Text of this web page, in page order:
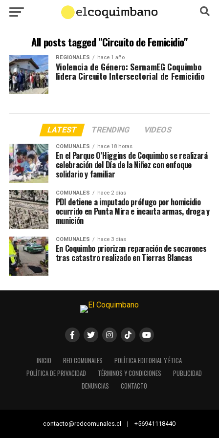
All posts tagged "Circuito de Femicidio"
REGIONALES hace 1 año
Violencia de Género: SernamEG Coquimbo
lidera Circuito Intersectorial de Femicidio
LATEST TRENDING VIDEOS
COMUNALES hace 18 horas
En el Parque O’Higgins de Coquimbo se realizará
celebración del Día de la Niñez con enfoque
solidario y familiar
COMUNALES hace 2 días
PDI detiene a imputado prófugo por homicidio
ocurrido en Punta Mira e incauta armas, droga y
munición
COMUNALES hace 3 días
En Coquimbo priorizan reparación de socavones
tras catastro realizado en Tierras Blancas
INICIO RED COMUNALES
POLÍTICA EDITORIAL Y ÉTICA
POLÍTICA DE PRIVACIDAD
TÉRMINOS Y CONDICIONES
PUBLICIDAD
DENUNCIAS
CONTACTO
contacto@redcomunales.cl | +56941118440